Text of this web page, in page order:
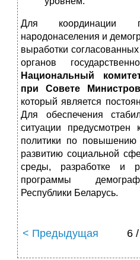
Для координации
народонаселения и
выработки
органов
Национальный
при Совете
который является
Для обеспечения
ситуации предусмотрен
политики по повышению
развитию социальной
среды, разработке и
программы
Республики Беларусь.
< Предыдущая 6